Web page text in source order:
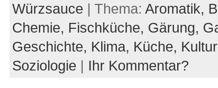
Würzsauce | Thema: Aromatik,
Chemie, Fischküche, Gärung,
Geschichte, Klima, Küche,
Soziologie | Ihr Kommentar?